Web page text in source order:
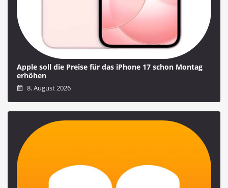
Apple soll die Preise für das iPhone 17 schon Montag
erhöhen
8. August 2026